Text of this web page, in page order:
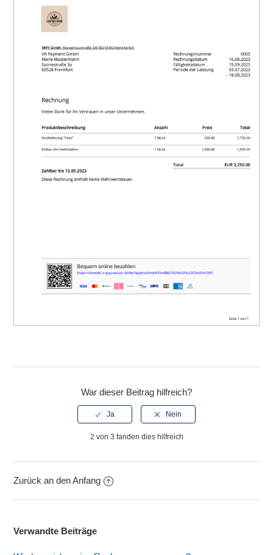
War dieser Beitrag hilfreich?
2 von 3 fanden dies hilfreich
Zurück an den Anfang
Verwandte Beiträge